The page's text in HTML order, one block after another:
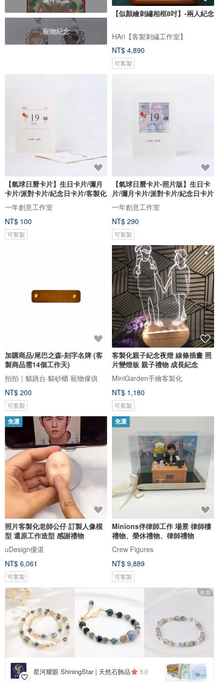
寵物紀念
【似顏繪刺繡相框8吋】-兩人紀念
HAri【客製刺繡工作室】
NT$ 4,890
可客製
【氣球日曆卡片】生日卡片/彌月
卡片/派對卡片/紀念日卡片/客製化
一年創意工作室
NT$ 100
可客製
【氣球日曆卡片-照片版】生日卡
片/彌月卡片/派對卡片/紀念日卡片
一年創意工作室
NT$ 290
可客製
加購商品/尾巴之森-刻字名牌 (客
製商品需14個工作天)
拍拍｜貓跳台·貓砂櫃·寵物傢俱
NT$ 200
可客製
客製化親子紀念夜燈 線條插畫 照
片變燈板 親子禮物 成長紀念
MiniGarden手繪客製化
NT$ 1,180
可客製
免運
照片客製化老師公仔 訂製人像模
型 還原工作造型 感謝禮物
uDesign優湛
NT$ 6,061
可客製
免運
Minions伴律師工作 場景 律師樓
禮物、榮休禮物、律師禮物
Crew Figures
NT$ 9,889
可客製
推廣
星河耀眼 ShiningStar | 天然石飾品 5.0